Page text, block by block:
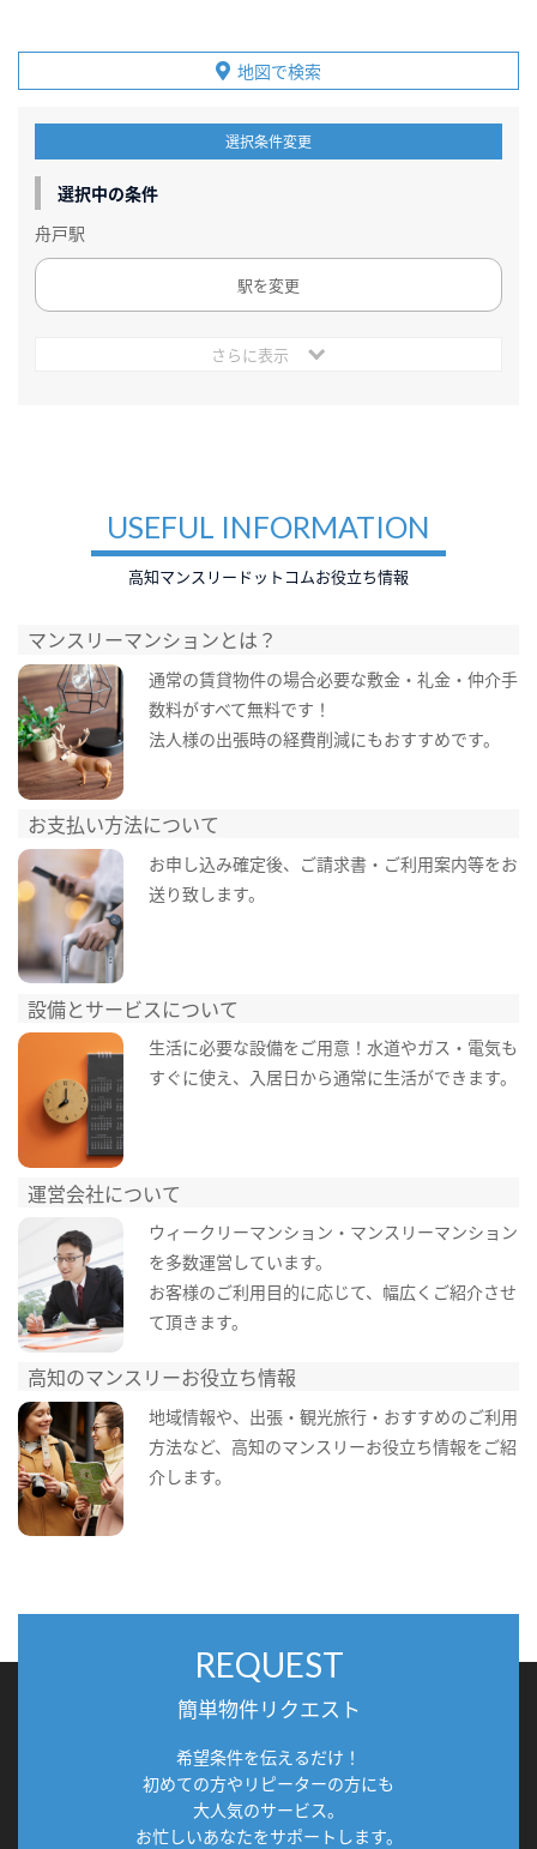
地図で検索
選択条件変更
選択中の条件
舟戸駅
駅を変更
さらに表示
USEFUL INFORMATION
高知マンスリードットコムお役立ち情報
マンスリーマンションとは？
通常の賃貸物件の場合必要な敷金・礼金・仲介手
数料がすべて無料です！
法人様の出張時の経費削減にもおすすめです。
お支払い方法について
お申し込み確定後、ご請求書・ご利用案内等をお
送り致します。
設備とサービスについて
生活に必要な設備をご用意！水道やガス・電気も
すぐに使え、入居日から通常に生活ができます。
運営会社について
ウィークリーマンション・マンスリーマンション
を多数運営しています。
お客様のご利用目的に応じて、幅広くご紹介させ
て頂きます。
高知のマンスリーお役立ち情報
地域情報や、出張・観光旅行・おすすめのご利用
方法など、高知のマンスリーお役立ち情報をご紹
介します。
REQUEST
簡単物件リクエスト
希望条件を伝えるだけ！
初めての方やリピーターの方にも
大人気のサービス。
お忙しいあなたをサポートします。